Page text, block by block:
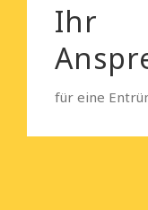
Ihr
für eine